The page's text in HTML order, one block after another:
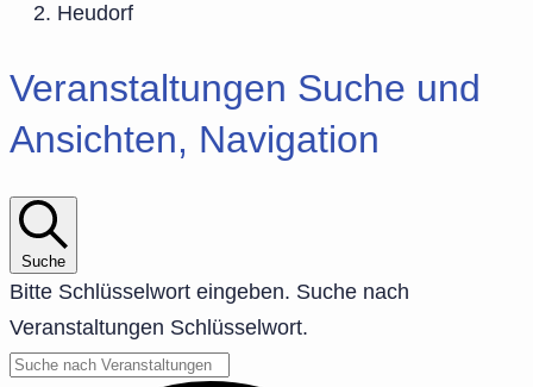
Heudorf
Veranstaltungen
Veranstaltungen Suche und
Ansichten, Navigation
Suche
Bitte Schlüsselwort eingeben. Suche nach
Veranstaltungen Schlüsselwort.